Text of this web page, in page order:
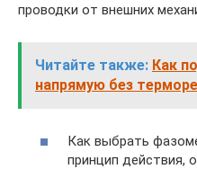
проводки от внешних
Читайте также: Как
напрямую без
Как выбрать
принцип действия,